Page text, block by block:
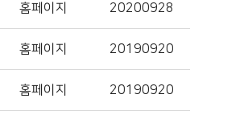
홈페이지 20200928
홈페이지 20190920
홈페이지 20190920